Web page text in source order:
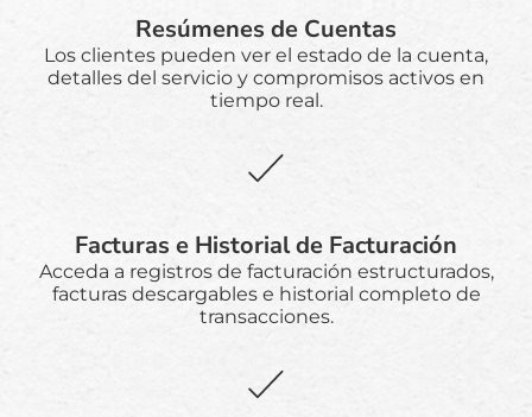
Resúmenes de Cuentas
Los clientes pueden ver el estado de la cuenta,
detalles del servicio y compromisos activos en
tiempo real.
Facturas e Historial de Facturación
Acceda a registros de facturación estructurados,
facturas descargables e historial completo de
transacciones.